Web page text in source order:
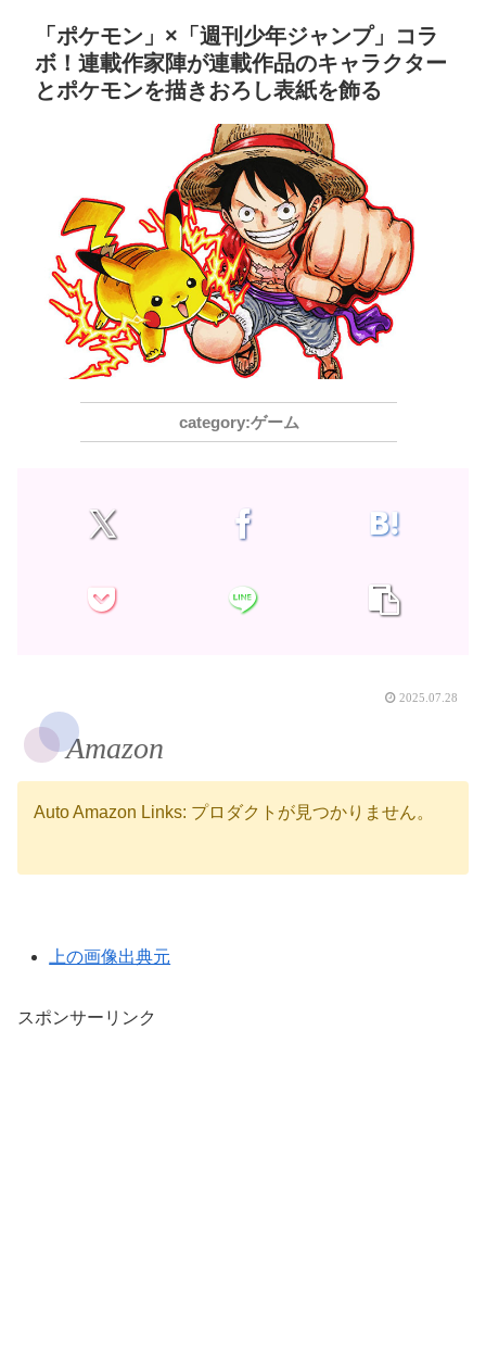
「ポケモン」×「週刊少年ジャンプ」コラ
ボ！連載作家陣が連載作品のキャラクター
とポケモンを描きおろし表紙を飾る
ゲーム
2025.07.28
Amazon
Auto Amazon Links: プロダクトが見つかりません。
上の画像出典元
スポンサーリンク